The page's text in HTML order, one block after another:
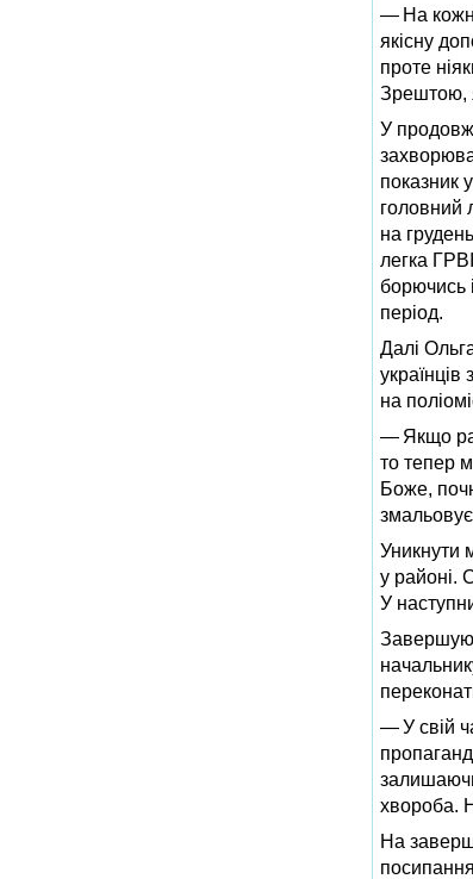
— На
якісну
проте
Зрештою,
У
показник
головний
на
легка
борючись
період.
Далі
на
— Якщо
то тепер
Боже,
Уникнути
у районі.
У
— У свій
хвороба.
На